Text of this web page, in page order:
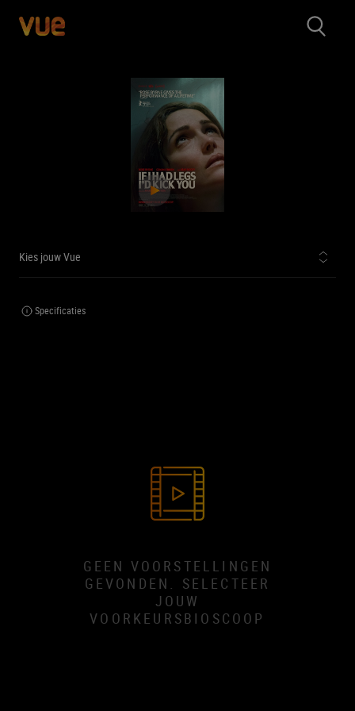
Kies jouw Vue
Specificaties
GEEN VOORSTELLINGEN
GEVONDEN. SELECTEER
JOUW
VOORKEURSBIOSCOOP